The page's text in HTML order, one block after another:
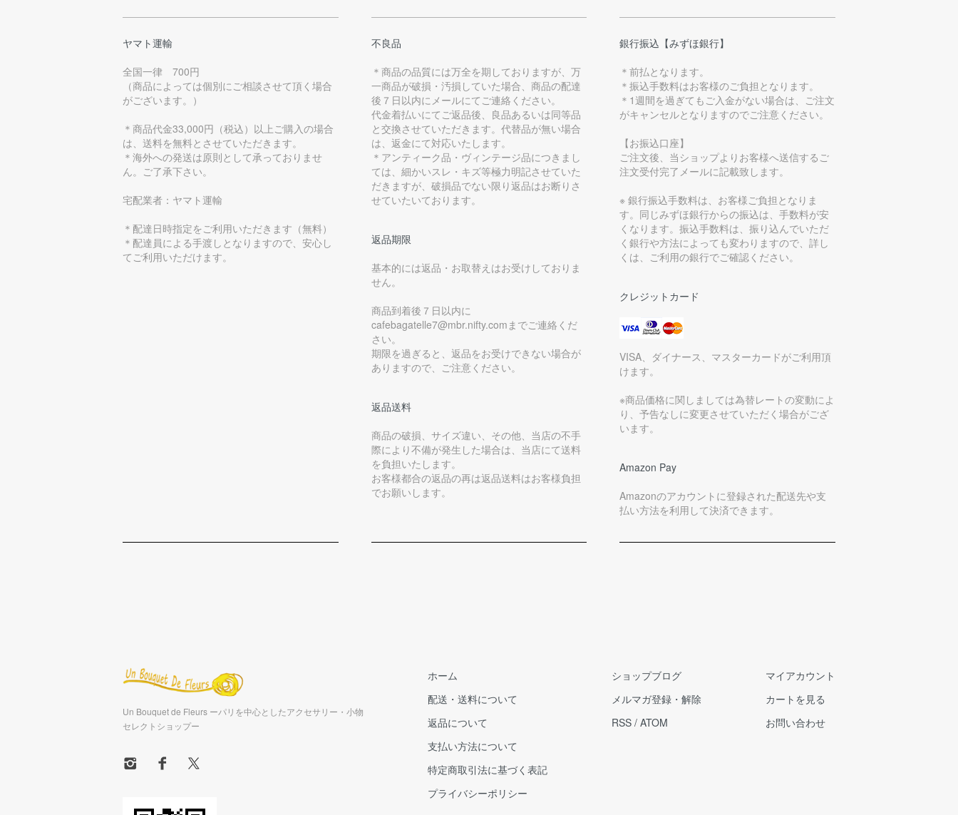
ヤマト運輸
全国一律 700円
（商品によっては個別にご相談させて頂く場合
がございます。）
＊商品代金33,000円（税込）以上ご購入の場合
は、送料を無料とさせていただきます。
＊海外への発送は原則として承っておりませ
ん。ご了承下さい。
宅配業者：ヤマト運輸
＊配達日時指定をご利用いただきます（無料）
＊配達員による手渡しとなりますので、安心し
てご利用いただけます。
不良品
＊商品の品質には万全を期しておりますが、万
一商品が破損・汚損していた場合、商品の配達
後７日以内にメールにてご連絡ください。
代金着払いにてご返品後、良品あるいは同等品
と交換させていただきます。代替品が無い場合
は、返金にて対応いたします。
＊アンティーク品・ヴィンテージ品につきまし
ては、細かいスレ・キズ等極力明記させていた
だきますが、破損品でない限り返品はお断りさ
せていたいております。
返品期限
基本的には返品・お取替えはお受けしておりま
せん。
商品到着後７日以内に
cafebagatelle7@mbr.nifty.comまでご連絡くだ
さい。
期限を過ぎると、返品をお受けできない場合が
ありますので、ご注意ください。
返品送料
商品の破損、サイズ違い、その他、当店の不手
際により不備が発生した場合は、当店にて送料
を負担いたします。
お客様都合の返品の再は返品送料はお客様負担
でお願いします。
銀行振込【みずほ銀行】
＊前払となります。
＊振込手数料はお客様のご負担となります。
＊1週間を過ぎてもご入金がない場合は、ご注文
がキャンセルとなりますのでご注意ください。
【お振込口座】
ご注文後、当ショップよりお客様へ送信するご
注文受付完了メールに記載致します。
※ 銀行振込手数料は、お客様ご負担となりま
す。同じみずほ銀行からの振込は、手数料が安
くなります。振込手数料は、振り込んでいただ
く銀行や方法によっても変わりますので、詳し
くは、ご利用の銀行でご確認ください。
クレジットカード
VISA、ダイナース、マスターカードがご利用頂
けます。
※商品価格に関しましては為替レートの変動によ
り、予告なしに変更させていただく場合がござ
います。
Amazon Pay
Amazonのアカウントに登録された配送先や支
払い方法を利用して決済できます。
Un Bouquet de Fleurs ーパリを中心としたアクセサリー・小物
セレクトショップー
ホーム
配送・送料について
返品について
支払い方法について
特定商取引法に基づく表記
プライバシーポリシー
ショップブログ
メルマガ登録・解除
RSS / ATOM
マイアカウント
カートを見る
お問い合わせ